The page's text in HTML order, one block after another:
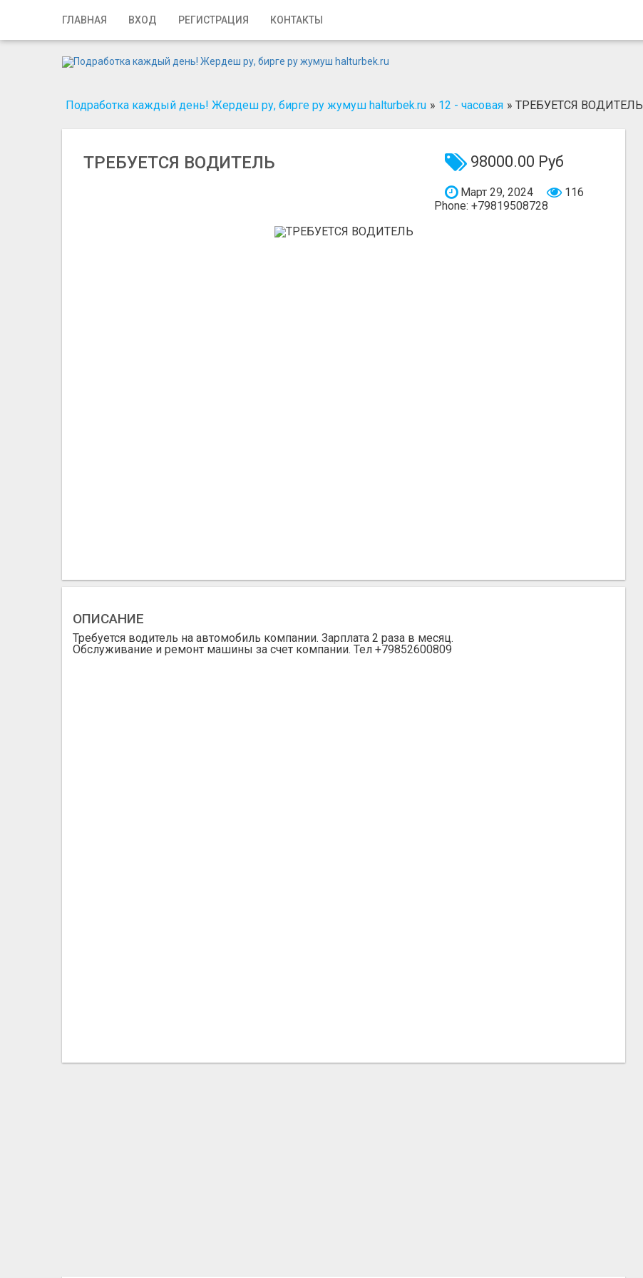
ГЛАВНАЯ ВХОД РЕГИСТРАЦИЯ КОНТАКТЫ
Главная
Контакты
Подработка каждый день! Жердеш ру, бирге ру жумуш halturbek.ru » 12 - часовая » ТРЕБУЕТСЯ ВОДИТЕЛЬ
ТРЕБУЕТСЯ ВОДИТЕЛЬ 98000.00 Руб
Март 29, 2024
116
Phone: +79819508728
ОПИСАНИЕ
Требуется водитель на автомобиль компании. Зарплата 2 раза в месяц.
Обслуживание и ремонт машины за счет компании. Тел +79852600809